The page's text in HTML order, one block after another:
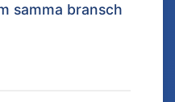
samma bransch